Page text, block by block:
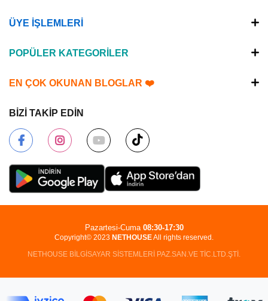
ÜYE İŞLEMLERİ
POPÜLER KATEGORİLER
EN ÇOK OKUNAN BLOGLAR ❤️
BİZİ TAKİP EDİN
Copyright© 2023 NETHOUSEAll rights reserved.
NETHOUSE BİLGİSAYAR SİSTEMLERİ PAZ.SAN.VE TİC.LTD.ŞTİ.
Pazartesi-Cuma 08:30-17:30